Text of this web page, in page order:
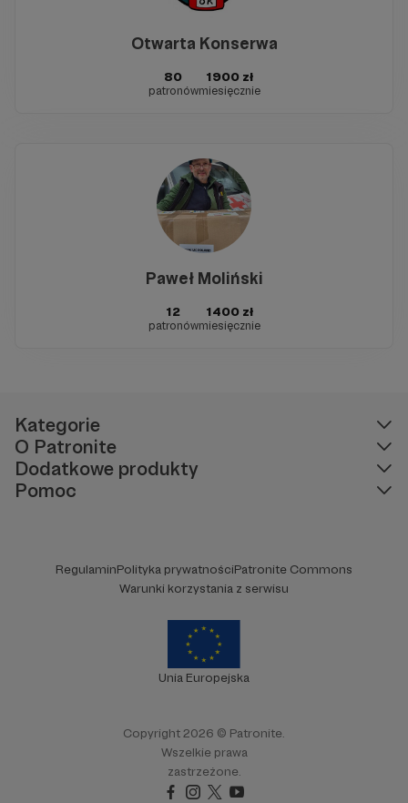
Otwarta Konserwa
80
patronów
1900 zł
miesięcznie
Paweł Moliński
12
patronów
1400 zł
miesięcznie
Kategorie
O Patronite
Dodatkowe produkty
Pomoc
RegulaminPolityka prywatnościPatronite Commons
Warunki korzystania z serwisu
Unia Europejska
Copyright 2026 © Patronite.
Wszelkie prawa
zastrzeżone.